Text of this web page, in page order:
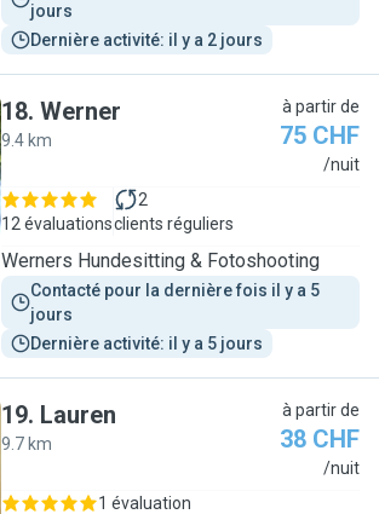
jours
Dernière activité: il y a 2 jours
18. Werner
9.4 km
à partir de
75 CHF
/nuit
12 évaluations
2
clients réguliers
Werners Hundesitting & Fotoshooting
Contacté pour la dernière fois il y a 5
jours
Dernière activité: il y a 5 jours
19. Lauren
9.7 km
à partir de
38 CHF
/nuit
1 évaluation